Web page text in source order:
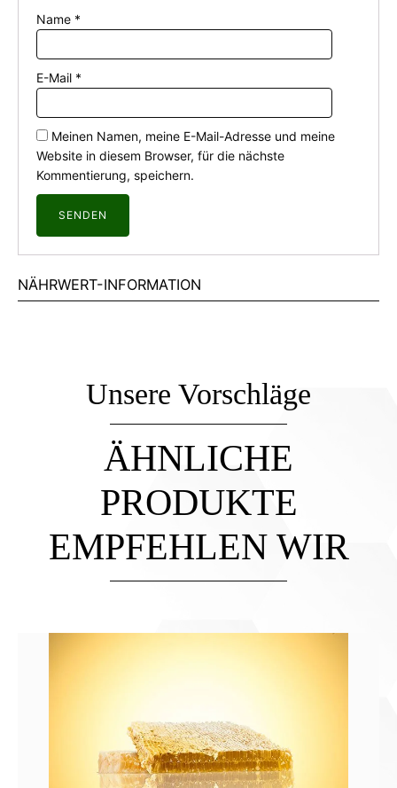
Name *
E-Mail *
Meinen Namen, meine E-Mail-Adresse und meine
Website in diesem Browser, für die nächste
Kommentierung, speichern.
NÄHRWERT-INFORMATION
Unsere Vorschläge
ÄHNLICHE
PRODUKTE
EMPFEHLEN WIR